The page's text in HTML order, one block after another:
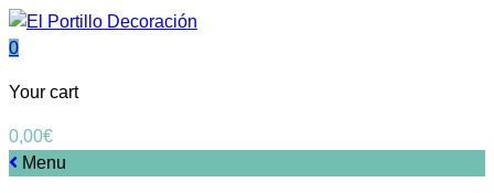
0
Your cart
0,00€
Menu